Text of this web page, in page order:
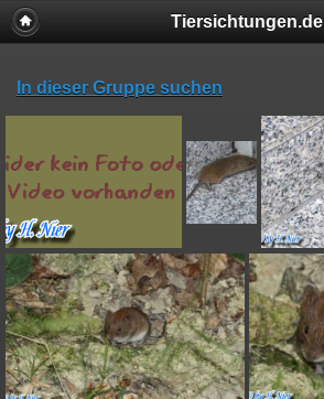
Tiersichtungen.de
In dieser Gruppe suchen